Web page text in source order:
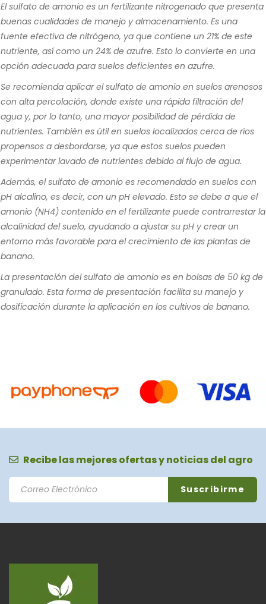
El sulfato de amonio es un fertilizante nitrogenado que presenta
buenas cualidades de manejo y almacenamiento. Es una
fuente efectiva de nitrógeno, ya que contiene un 21% de este
nutriente, así como un 24% de azufre. Esto lo convierte en una
opción adecuada para suelos deficientes en azufre.
Se recomienda aplicar el sulfato de amonio en suelos arenosos
con alta percolación, donde existe una rápida filtración del
agua y, por lo tanto, una mayor posibilidad de pérdida de
nutrientes. También es útil en suelos localizados cerca de ríos
propensos a desbordarse, ya que estos suelos pueden
experimentar lavado de nutrientes debido al flujo de agua.
Además, el sulfato de amonio es recomendado en suelos con
pH alcalino, es decir, con un pH elevado. Esto se debe a que el
amonio (NH4) contenido en el fertilizante puede contrarrestar la
alcalinidad del suelo, ayudando a ajustar su pH y crear un
entorno más favorable para el crecimiento de las plantas de
banano.
La presentación del sulfato de amonio es en bolsas de 50 kg de
granulado. Esta forma de presentación facilita su manejo y
dosificación durante la aplicación en los cultivos de banano.
Recibe las mejores ofertas y noticias del agro